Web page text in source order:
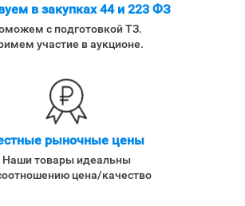
в закупках 44 и 223 ФЗ
с подготовкой ТЗ.
участие в аукционе.
рыночные цены
Наши товары идеальны
цена/качество